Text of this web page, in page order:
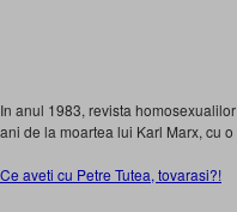
In anul 1983, revista
ani de la moartea lui Karl Marx, cu
Ce aveti cu Petre Tutea, tovarasi?!